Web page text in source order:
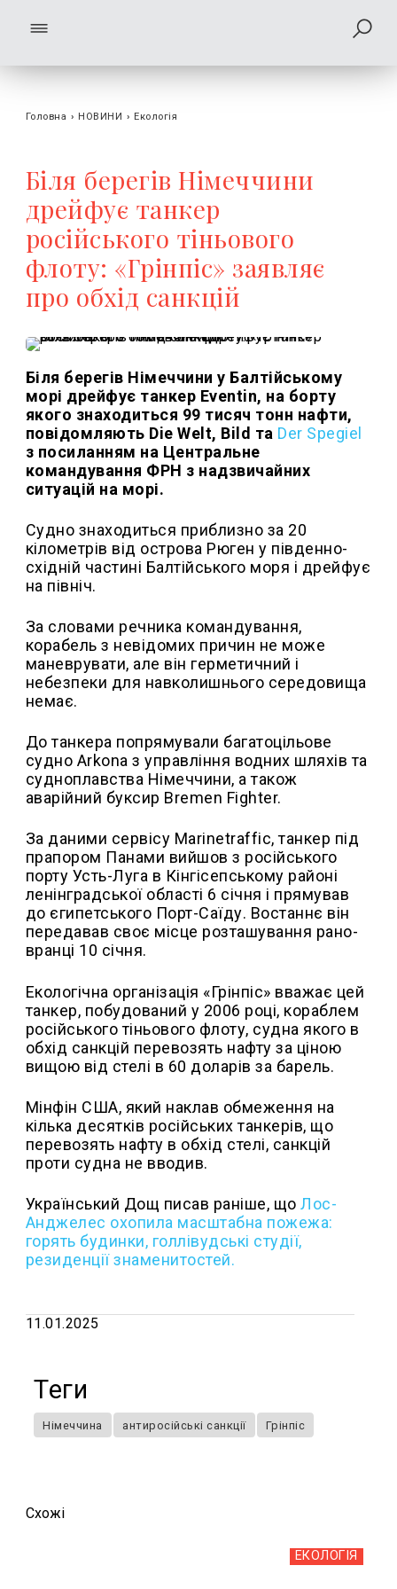
Головна › НОВИНИ › Екологія
Біля берегів Німеччини
дрейфує танкер
російського тіньового
флоту: «Грінпіс» заявляє
про обхід санкцій
Біля берегів Німеччини у Балтійському
морі дрейфує танкер Eventin, на борту
якого знаходиться 99 тисяч тонн нафти,
повідомляють Die Welt, Bild та Der Spegiel
з посиланням на Центральне
командування ФРН з надзвичайних
ситуацій на морі.
Судно знаходиться приблизно за 20
кілометрів від острова Рюген у південно-
східній частині Балтійського моря і дрейфує
на північ.
За словами речника командування,
корабель з невідомих причин не може
маневрувати, але він герметичний і
небезпеки для навколишнього середовища
немає.
До танкера попрямували багатоцільове
судно Arkona з управління водних шляхів та
судноплавства Німеччини, а також
аварійний буксир Bremen Fighter.
За даними сервісу Marinetraffic, танкер під
прапором Панами вийшов з російського
порту Усть-Луга в Кінгісепському районі
ленінградської області 6 січня і прямував
до єгипетського Порт-Саїду. Востаннє він
передавав своє місце розташування рано-
вранці 10 січня.
Екологічна організація «Грінпіс» вважає цей
танкер, побудований у 2006 році, кораблем
російського тіньового флоту, судна якого в
обхід санкцій перевозять нафту за ціною
вищою від стелі в 60 доларів за барель.
Мінфін США, який наклав обмеження на
кілька десятків російських танкерів, що
перевозять нафту в обхід стелі, санкцій
проти судна не вводив.
Український Дощ писав раніше, щоЛос-
Анджелес охопила масштабна пожежа:
горять будинки, голлівудські студії,
резиденції знаменитостей.
11.01.2025
Теги
Німеччина антиросійські санкції Грінпіс
Схожi
ЕКОЛОГІЯ